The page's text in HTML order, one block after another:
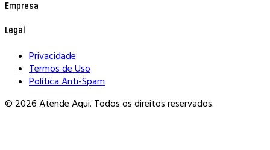
Empresa
Legal
Privacidade
Termos de Uso
Política Anti-Spam
© 2026 Atende Aqui. Todos os direitos reservados.